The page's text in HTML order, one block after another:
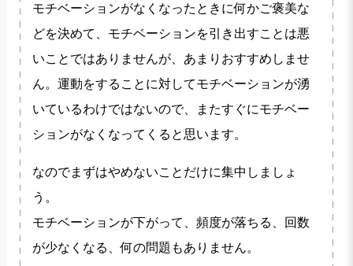
モチベーションがなくなったときに何かご褒美な
どを決めて、モチベーションを引き出すことは悪
いことではありませんが、あまりおすすめしませ
ん。運動をすることに対してモチベーションが湧
いているわけではないので、またすぐにモチベー
ションがなくなってくると思います。
なのでまずはやめないことだけに集中しましょ
う。
モチベーションが下がって、頻度が落ちる、回数
が少なくなる、何の問題もありません。